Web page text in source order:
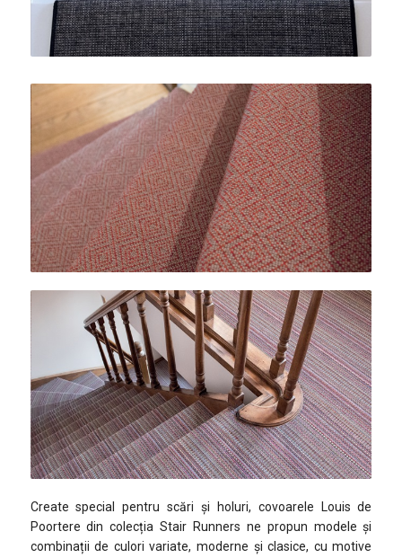
Create special pentru scări și holuri, covoarele Louis de
Poortere din colecția Stair Runners ne propun modele și
combinații de culori variate, moderne și clasice, cu motive